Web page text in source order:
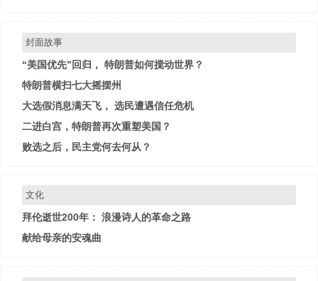
封面故事
“美国优先”回归， 特朗普如何搅动世界？
特朗普横扫七大摇摆州
大选假消息满天飞， 选民遭遇信任危机
二进白宫，特朗普再次重塑美国？
败选之后，民主党何去何从？
文化
拜伦逝世200年： 浪漫诗人的革命之路
献给母亲的安魂曲